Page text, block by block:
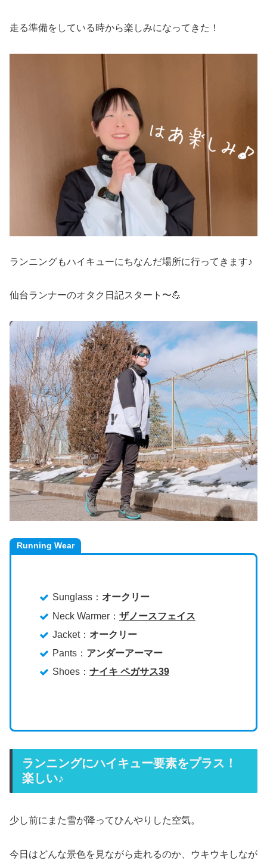
走る準備をしている時から楽しみになってきた！
ランニングもハイキューにちなんだ場所に行ってきます♪
仙台ランナーのオタク日記スタート〜💪
Running Wear
Sunglass： オークリー
Neck Warmer： ザノースフェイス
Jacket： オークリー
Pants： アンダーアーマー
Shoes： ナイキ ペガサス39
ランニングにハイキュー要素をプラス！
楽しい♪
少し前にまた雪が降ってひんやりした空気。
今日はどんな景色を見ながら走れるのか、ウキウキしなが